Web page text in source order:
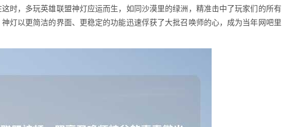
时，多玩英雄联盟神灯应运而生，如同沙漠里的绿洲，精准击中了玩家们的所有
灯以更简洁的界面、更稳定的功能迅速俘获了大批召唤师的心，成为当年网吧里